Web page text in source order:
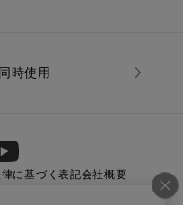
時使用
に基づく表記会社概要